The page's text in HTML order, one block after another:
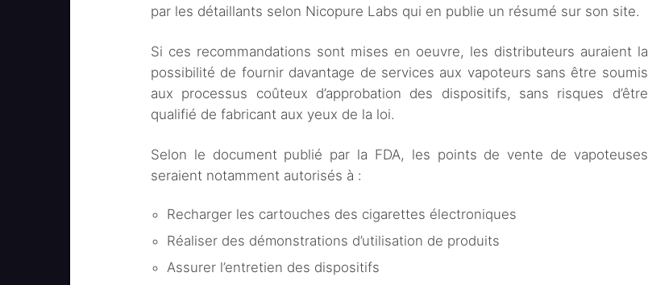
par les détaillants selon Nicopure Labs qui en publie un résumé sur son site.
Si ces recommandations sont mises en oeuvre, les distributeurs auraient la
possibilité de fournir davantage de services aux vapoteurs sans être soumis
aux processus coûteux d’approbation des dispositifs, sans risques d’être
qualifié de fabricant aux yeux de la loi.
Selon le document publié par la FDA, les points de vente de vapoteuses
seraient notamment autorisés à :
Recharger les cartouches des cigarettes électroniques
Réaliser des démonstrations d’utilisation de produits
Assurer l’entretien des dispositifs